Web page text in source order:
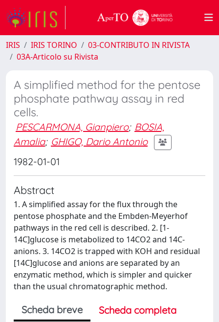
IRIS IRIS TORINO
03-CONTRIBUTO IN RIVISTA
03A-Articolo su Rivista
A simplified method for the pentose
phosphate pathway assay in red
cells.
PESCARMONA, Gianpiero; BOSIA,
Amalia; GHIGO, Dario Antonio
1982-01-01
Abstract
1. A simplified assay for the flux through the
pentose phosphate and the Embden-Meyerhof
pathways in the red cell is described. 2. [1-
14C]glucose is metabolized to 14CO2 and 14C-
anions. 3. 14CO2 is trapped with KOH and residual
[14C]glucose and anions are separated by an
enzymatic method, which is simpler and quicker
than the usual chromatographic method.
Scheda breve
Scheda completa